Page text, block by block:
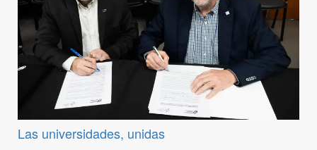
Las universidades, unidas